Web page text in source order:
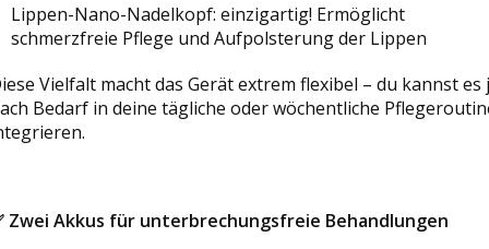
Lippen-Nano-Nadelkopf: einzigartig! Ermöglicht
schmerzfreie Pflege und Aufpolsterung der Lippen
Vielfalt macht das Gerät extrem flexibel – du kannst es
Bedarf in deine tägliche oder wöchentliche
Zwei Akkus für unterbrechungsfreie Behandlungen